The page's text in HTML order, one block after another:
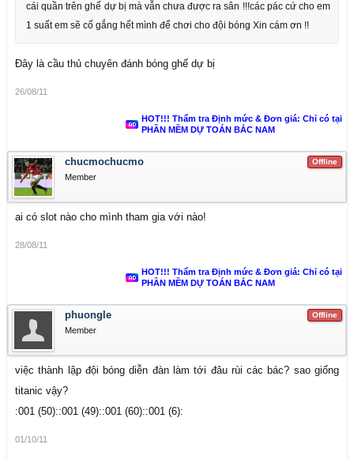
cái quần trên ghế dự bị mà vẫn chưa được ra sân !!!các pác cứ cho em
1 suất em sẽ cố gắng hết mình để chơi cho đội bóng Xin cám ơn !!
Đây là cầu thủ chuyên đánh bóng ghế dự bị
26/08/11
HOT!!! Thẩm tra Định mức & Đơn giá: Chỉ có tại
PHẦN MỀM DỰ TOÁN BẮC NAM
Offline
chucmochucmo
Member
ai có slot nào cho mình tham gia với nào!
28/08/11
HOT!!! Thẩm tra Định mức & Đơn giá: Chỉ có tại
PHẦN MỀM DỰ TOÁN BẮC NAM
Offline
phuongle
Member
việc thành lập đội bóng diễn đàn làm tới đâu rùi các bác? sao giống
titanic vậy?
:001 (50)::001 (49)::001 (60)::001 (6):
01/10/11